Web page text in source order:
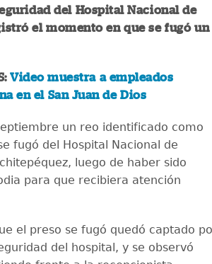
del Hospital Nacional de
el momento en que se fugó un
Video muestra a empleados
en el San Juan de Dios
un reo identificado como
fugó del Hospital Nacional de
luego de haber sido
para que recibiera atención
el preso se fugó quedó captado
del hospital, y se observó